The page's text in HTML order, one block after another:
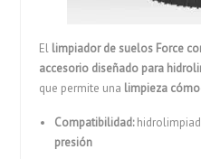
El limpiador de suelos Force
accesorio diseñado para
que permite una limpieza
Compatibilidad:
presión